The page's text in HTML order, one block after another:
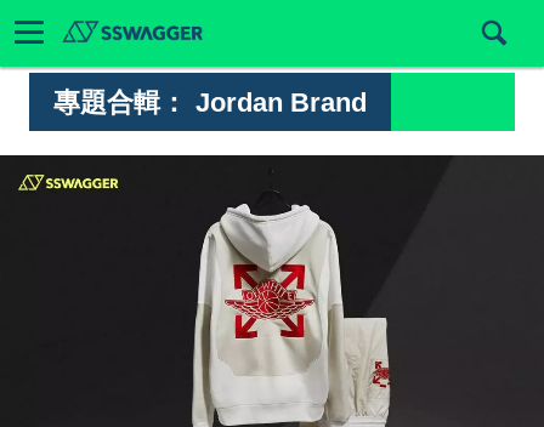
專題合輯： Jordan Brand